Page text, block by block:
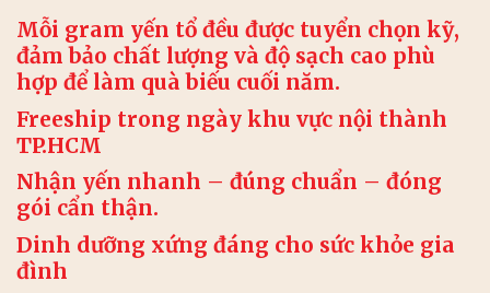
Mỗi gram yến tổ đều được tuyển chọn kỹ,
đảm bảo chất lượng và độ sạch cao phù
hợp để làm quà biếu cuối năm.
Freeship trong ngày khu vực nội thành
TP.HCM
Nhận yến nhanh – đúng chuẩn – đóng
gói cẩn thận.
Dinh dưỡng xứng đáng cho sức khỏe gia
đình